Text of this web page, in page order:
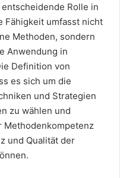
Rolle in
Fähigkeit umfasst nicht
Methoden, sondern
Anwendung in
Definition von
es sich um die
und Strategien
zu wählen und
Methodenkompetenz
und Qualität der